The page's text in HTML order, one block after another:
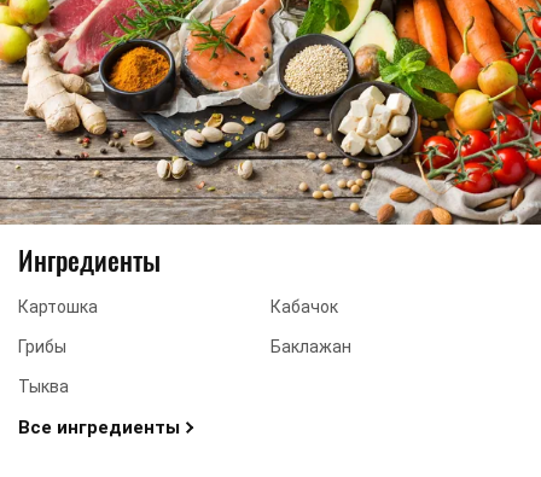
Ингредиенты
Картошка Кабачок
Грибы Баклажан
Тыква
Все ингредиенты